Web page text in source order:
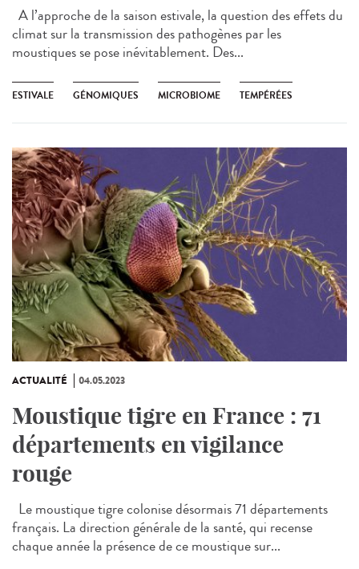
A l’approche de la saison estivale, la question des effets du
climat sur la transmission des pathogènes par les
moustiques se pose inévitablement. Des...
ESTIVALE GÉNOMIQUES MICROBIOME TEMPÉRÉES
ACTUALITÉ 04.05.2023
Moustique tigre en France : 71
départements en vigilance
rouge
Le moustique tigre colonise désormais 71 départements
français. La direction générale de la santé, qui recense
chaque année la présence de ce moustique sur...